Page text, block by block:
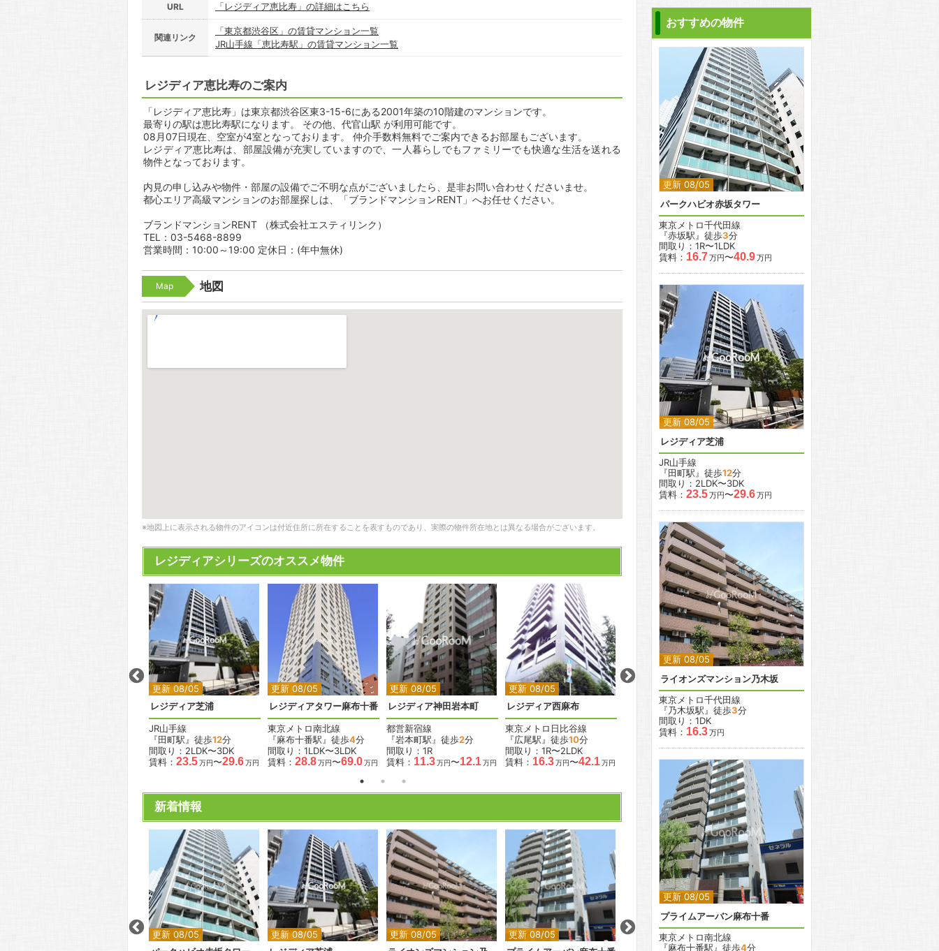
URL 「レジディア恵比寿」の詳細はこちら
関連リンク
「東京都渋谷区」の賃貸マンション一覧
JR山手線「恵比寿駅」の賃貸マンション一覧
レジディア恵比寿のご案内
「レジディア恵比寿」は東京都渋谷区東3-15-6にある2001年築の10階建のマンションです。
最寄りの駅は恵比寿駅になります。 その他、代官山駅 が利用可能です。
08月07日現在、空室が4室となっております。 仲介手数料無料でご案内できるお部屋もございます。
レジディア恵比寿は、部屋設備が充実していますので、一人暮らしでもファミリーでも快適な生活を送れる
物件となっております。
内見の申し込みや物件・部屋の設備でご不明な点がございましたら、是非お問い合わせくださいませ。
都心エリア高級マンションのお部屋探しは、「ブランドマンションRENT」へお任せください。
ブランドマンションRENT （株式会社エスティリンク）
TEL：03-5468-8899
営業時間：10:00～19:00 定休日：(年中無休)
Map 地図
※地図上に表示される物件のアイコンは付近住所に所在することを表すものであり、実際の物件所在地とは異なる場合がございます。
レジディアシリーズのオススメ物件
更新 08/05
2 2
レジディア芝浦
JR山手線
『田町駅』徒歩12分
間取り：2LDK〜3DK
賃料： 23.5万円〜29.6万円
更新 08/05
2 2
レジディアタワー麻布十番
東京メトロ南北線
『麻布十番駅』徒歩4分
間取り：1LDK〜3LDK
賃料： 28.8万円〜69.0万円
更新 08/05
2
レジディア神田岩本町
都営新宿線
『岩本町駅』徒歩2分
間取り：1R
賃料： 11.3万円〜12.1万円
更新 08/05
2
レジディア西麻布
東京メトロ日比谷線
『広尾駅』徒歩10分
間取り：1R〜2LDK
賃料： 16.3万円〜42.1万円
更新 08/05
2 2
レジディアタワー乃木坂
東京メトロ千代田線
『乃木坂駅』徒歩
分
間取り：1R〜2LDK
25.3 〜41.5万円
更新 08/05
レジディア大森東
間取り：1R
賃料：10.1
新着情報
更新 08/05
2
更新 08/05
2 2
更新 08/05
2
更新 08/05
2
更新 08/05
2 2
おすすめの物件
更新 08/05
2 2
パークハビオ赤坂タワー
東京メトロ千代田線
『赤坂駅』徒歩3分
間取り：1R〜1LDK
賃料： 16.7万円〜40.9万円
更新 08/05
2 2
レジディア芝浦
JR山手線
『田町駅』徒歩12分
間取り：2LDK〜3DK
賃料： 23.5万円〜29.6万円
更新 08/05
2
ライオンズマンション乃木坂
東京メトロ千代田線
『乃木坂駅』徒歩3分
間取り：1DK
賃料： 16.3万円
更新 08/05
2
プライムアーバン麻布十番
東京メトロ南北線
『麻布十番駅』徒歩4分